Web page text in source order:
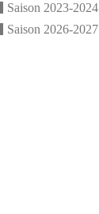
Saison 2023-2024
Saison 2026-2027